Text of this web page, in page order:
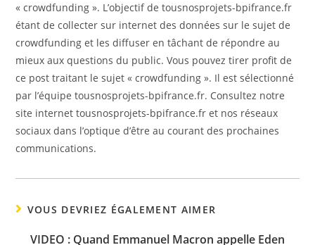
« crowdfunding ». L’objectif de tousnosprojets-bpifrance.fr
étant de collecter sur internet des données sur le sujet de
crowdfunding et les diffuser en tâchant de répondre au
mieux aux questions du public. Vous pouvez tirer profit de
ce post traitant le sujet « crowdfunding ». Il est sélectionné
par l’équipe tousnosprojets-bpifrance.fr. Consultez notre
site internet tousnosprojets-bpifrance.fr et nos réseaux
sociaux dans l’optique d’être au courant des prochaines
communications.
VOUS DEVRIEZ ÉGALEMENT AIMER
VIDEO : Quand Emmanuel Macron appelle Eden